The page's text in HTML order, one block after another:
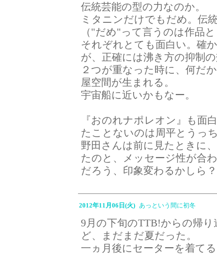
伝統芸能の型の力なのか。
ミタニンだけでもだめ。伝
（"だめ"って言うのは作品
それぞれとても面白い。確
が、正確には沸き方の抑制
２つが重なった時に、何だ
屋空間が生まれる。
宇宙船に近いかもなー。
『おのれナポレオン』も面
たことないのは周平とうっ
野田さんは前に見たときに
たのと、メッセージ性が合
だろう、印象変わるかしら？
2012年11月06日(火) あっという間に初冬
9月の下旬のTTB!からの帰
ど、まだまだ夏だった。
一ヵ月後にセーターを着て